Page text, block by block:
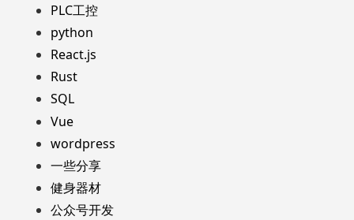
PLC工控
python
React.js
Rust
SQL
Vue
wordpress
一些分享
健身器材
公众号开发